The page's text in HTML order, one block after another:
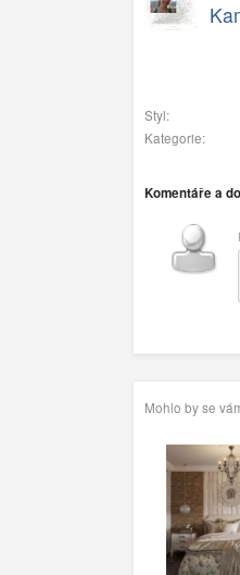
Styl:
Kategorie:
Komentáře a
Mohlo by se